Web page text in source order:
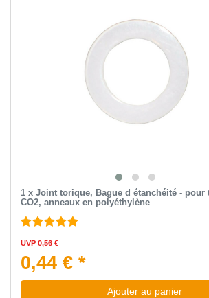
1 x Joint torique, Bague d étanchéité - pour
CO2, anneaux en polyéthylène
UVP 0,56 €
0,44 € *
Ajouter au panier